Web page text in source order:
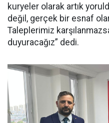
kuryeler olarak artık
değil, gerçek bir esnaf
Taleplerimiz
duyuracağız” dedi.